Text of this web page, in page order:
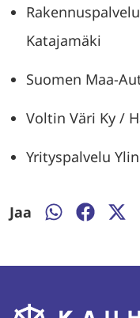
Katajamäki
Suomen Maa-
Voltin Väri Ky /
Yrityspalvelu
Jaa
Jaa
Jaa
Jaa